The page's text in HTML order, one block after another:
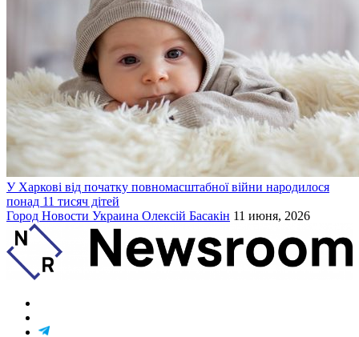
У Харкові від початку повномасштабної війни народилося
понад 11 тисяч дітей
Город Новости Украина Олексій Басакін 11 июня, 2026